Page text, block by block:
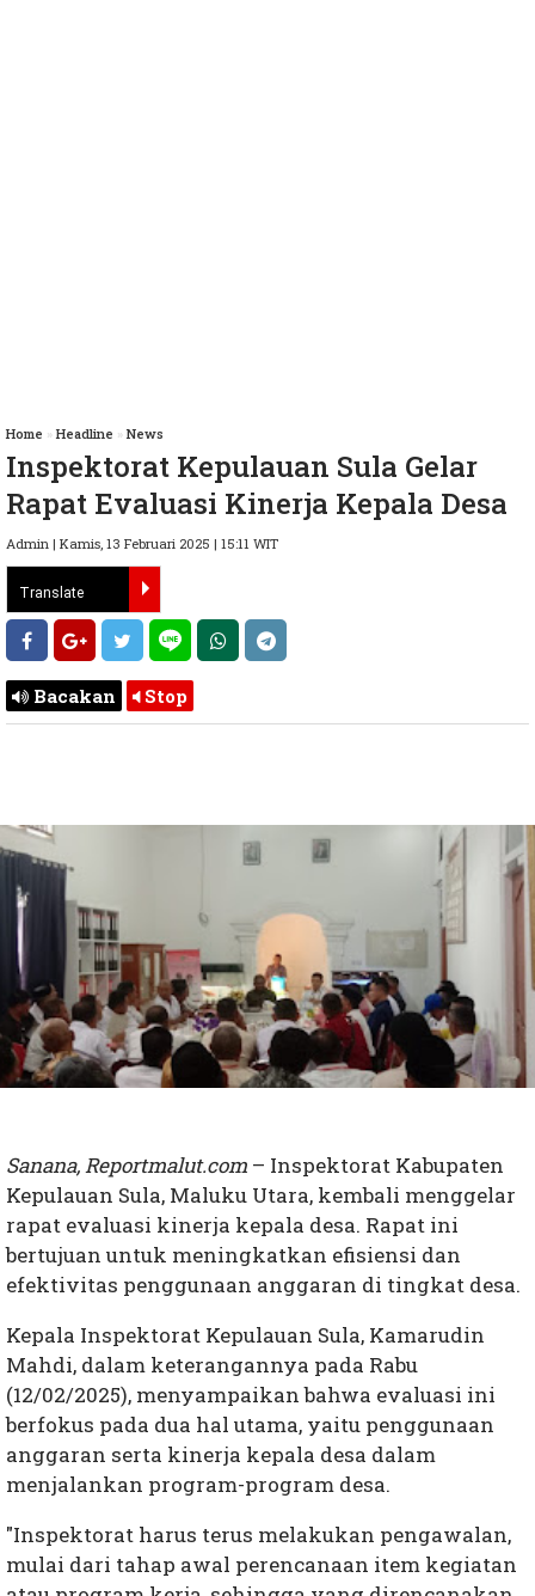
Home » Headline » News
Inspektorat Kepulauan Sula Gelar
Rapat Evaluasi Kinerja Kepala Desa
Admin | Kamis, 13 Februari 2025 | 15:11 WIT
Bacakan Stop
Sanana, Reportmalut.com – Inspektorat Kabupaten
Kepulauan Sula, Maluku Utara, kembali menggelar
rapat evaluasi kinerja kepala desa. Rapat ini
bertujuan untuk meningkatkan efisiensi dan
efektivitas penggunaan anggaran di tingkat desa.
Kepala Inspektorat Kepulauan Sula, Kamarudin
Mahdi, dalam keterangannya pada Rabu
(12/02/2025), menyampaikan bahwa evaluasi ini
berfokus pada dua hal utama, yaitu penggunaan
anggaran serta kinerja kepala desa dalam
menjalankan program-program desa.
"Inspektorat harus terus melakukan pengawalan,
mulai dari tahap awal perencanaan item kegiatan